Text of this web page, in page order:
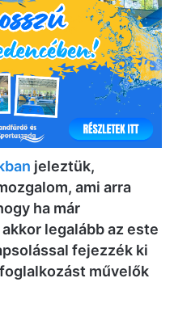
jeleztük,
ami arra
ha már
legalább az este
fejezzék ki
művelők